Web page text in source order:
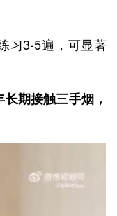
习3-5遍，可显著
期接触三手烟，